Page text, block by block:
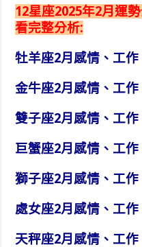
12星座2025年2月運
看完整分析:
牡羊座2月感情、工
金牛座2月感情、工
雙子座2月感情、工
巨蟹座2月感情、工
獅子座2月感情、工
處女座2月感情、工
天秤座2月感情、工